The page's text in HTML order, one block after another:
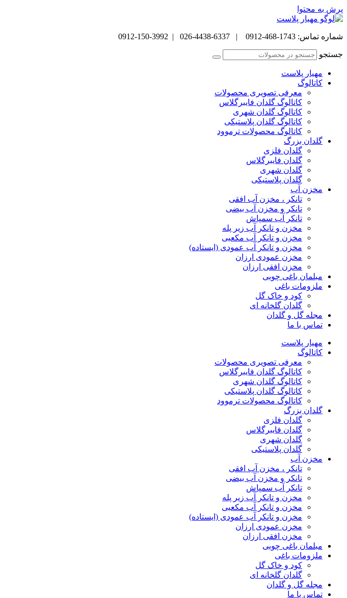
پرش به محتوا
شماره تماس: 1743-468-0912 | 6337-4438-026 | 3992-150-0912
جستجو
مهیار پلاست
کاتالوگ
معرفی تصویری محصولات
کاتالوگ گلدان فایبرگلاس
کاتالوگ گلدان شهری
کاتالوگ گلدان پلاستیکی
کاتالوگ محصولات ترموود
گلدان بزرگ
گلدان فلزی
گلدان فایبرگلاس
گلدان شهری
گلدان پلاستیکی
مخزن آب
تانکر ، مخزن آب افقی
تانکر و مخزن آب بیضی
تانکر آب سمپاش
مخزن و تانکر آب زیر پله
مخزن و تانکر آب مکعبی
مخزن و تانکر آب عمودی (ایستاده)
مخزن عمودی ارزان
مخزن افقی ارزان
مبلمان باغی چوبی
ملزومات باغی
کود و خاک گل
گلدان گلخانه ای
مجله گل و گلدان
تماس با ما
مهیار پلاست
کاتالوگ
معرفی تصویری محصولات
کاتالوگ گلدان فایبرگلاس
کاتالوگ گلدان شهری
کاتالوگ گلدان پلاستیکی
کاتالوگ محصولات ترموود
گلدان بزرگ
گلدان فلزی
گلدان فایبرگلاس
گلدان شهری
گلدان پلاستیکی
مخزن آب
تانکر ، مخزن آب افقی
تانکر و مخزن آب بیضی
تانکر آب سمپاش
مخزن و تانکر آب زیر پله
مخزن و تانکر آب مکعبی
مخزن و تانکر آب عمودی (ایستاده)
مخزن عمودی ارزان
مخزن افقی ارزان
مبلمان باغی چوبی
ملزومات باغی
کود و خاک گل
گلدان گلخانه ای
مجله گل و گلدان
تماس با ما